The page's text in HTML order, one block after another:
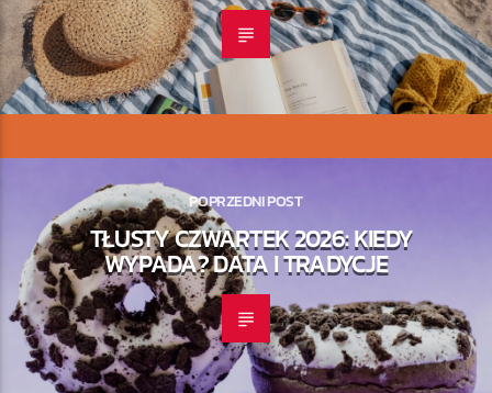
POPRZEDNI POST
TŁUSTY CZWARTEK 2026: KIEDY
WYPADA? DATA I TRADYCJE